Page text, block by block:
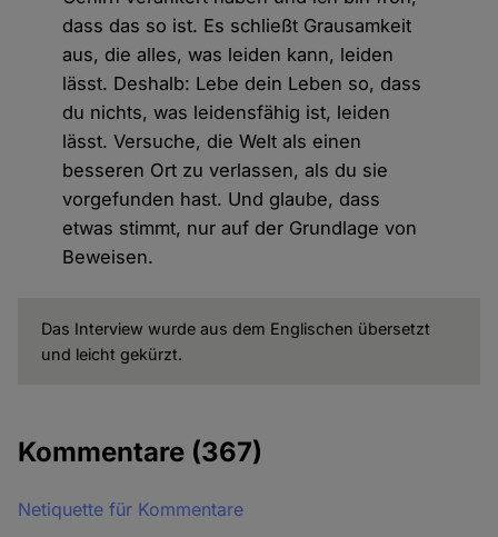
dass das so ist. Es schließt Grausamkeit
aus, die alles, was leiden kann, leiden
lässt. Deshalb: Lebe dein Leben so, dass
du nichts, was leidensfähig ist, leiden
lässt. Versuche, die Welt als einen
besseren Ort zu verlassen, als du sie
vorgefunden hast. Und glaube, dass
etwas stimmt, nur auf der Grundlage von
Beweisen.
Das Interview wurde aus dem Englischen übersetzt
und leicht gekürzt.
Kommentare (367)
Netiquette für Kommentare